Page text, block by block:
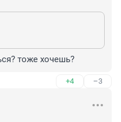
тоже хочешь?
+4 –3